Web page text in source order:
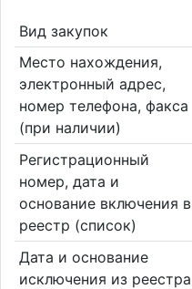
Вид закупок
Место нахождения,
электронный адрес,
номер телефона, факса
(при наличии)
Регистрационный
номер, дата и
основание включения в
реестр (список)
Дата и основание
исключения из реестра